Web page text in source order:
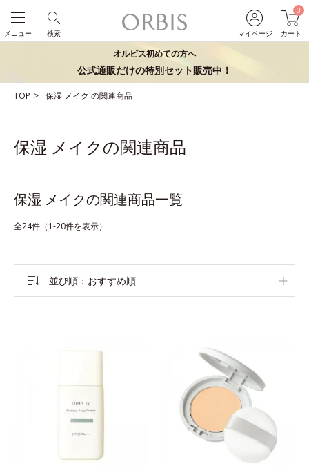
マイページ
0
カート
検索
メニュー
オルビス初めての方へ
公式通販だけの特別セット販売中！
TOP 保湿 メイク の関連商品
保湿 メイクの関連商品
保湿 メイクの関連商品一覧
全24件（1-20件を表示）
並び順 おすすめ順